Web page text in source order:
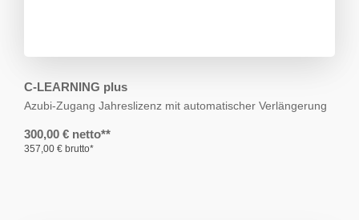
C-LEARNING plus
Azubi-Zugang Jahreslizenz mit automatischer Verlängerung
300,00 € netto**
357,00 € brutto*